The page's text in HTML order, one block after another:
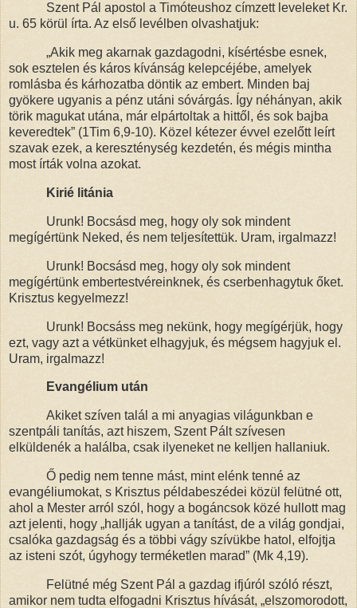
Szent Pál apostol a Timóteushoz címzett leveleket Kr.
u. 65 körül írta. Az első levélben olvashatjuk:
„Akik meg akarnak gazdagodni, kísértésbe esnek,
sok esztelen és káros kívánság kelepcéjébe, amelyek
romlásba és kárhozatba döntik az embert. Minden baj
gyökere ugyanis a pénz utáni sóvárgás. Így néhányan, akik
törik magukat utána, már elpártoltak a hittől, és sok bajba
keveredtek” (1Tim 6,9-10). Közel kétezer évvel ezelőtt leírt
szavak ezek, a kereszténység kezdetén, és mégis mintha
most írták volna azokat.
Kirié litánia
Urunk! Bocsásd meg, hogy oly sok mindent
megígértünk Neked, és nem teljesítettük. Uram, irgalmazz!
Urunk! Bocsásd meg, hogy oly sok mindent
megígértünk embertestvéreinknek, és cserbenhagytuk őket.
Krisztus kegyelmezz!
Urunk! Bocsáss meg nekünk, hogy megígérjük, hogy
ezt, vagy azt a vétkünket elhagyjuk, és mégsem hagyjuk el.
Uram, irgalmazz!
Evangélium után
Akiket szíven talál a mi anyagias világunkban e
szentpáli tanítás, azt hiszem, Szent Pált szívesen
elküldenék a halálba, csak ilyeneket ne kelljen hallaniuk.
Ő pedig nem tenne mást, mint elénk tenné az
evangéliumokat, s Krisztus példabeszédei közül felütné ott,
ahol a Mester arról szól, hogy a bogáncsok közé hullott mag
azt jelenti, hogy „hallják ugyan a tanítást, de a világ gondjai,
csalóka gazdagság és a többi vágy szívükbe hatol, elfojtja
az isteni szót, úgyhogy terméketlen marad” (Mk 4,19).
Felütné még Szent Pál a gazdag ifjúról szóló részt,
amikor nem tudta elfogadni Krisztus hívását, „elszomorodott,